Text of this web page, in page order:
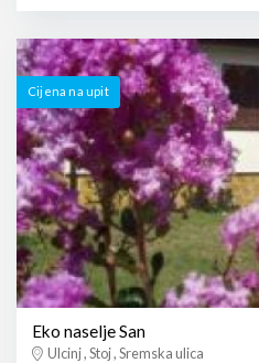
Cijena na upit
Eko naselje San
Ulcinj , Stoj , Sremska ulica